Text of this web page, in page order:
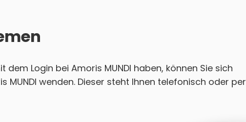
Login bei Amoris MUNDI haben, können Sie sich
MUNDI wenden. Dieser steht Ihnen telefonisch oder per